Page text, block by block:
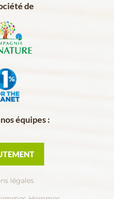
de
équipes :
légales